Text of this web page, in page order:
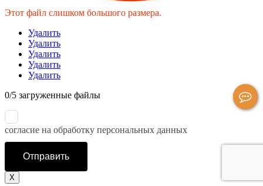
Этот файл слишком большого размера.
Удалить
Удалить
Удалить
Удалить
Удалить
0/5 загруженные файлы
согласие на обработку персональных данных
Отправить
X